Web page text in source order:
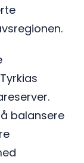
balansere